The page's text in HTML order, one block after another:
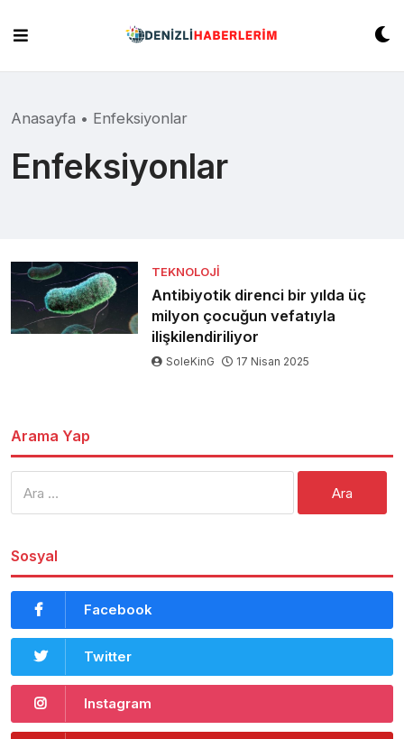
content
Anasayfa • Enfeksiyonlar
Enfeksiyonlar
TEKNOLOJI
Antibiyotik direnci bir yılda üç
milyon çocuğun vefatıyla
ilişkilendiriliyor
SoleKinG 17 Nisan 2025
Arama Yap
Sosyal
Facebook
Twitter
Instagram